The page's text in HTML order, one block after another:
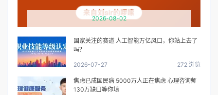
2026-08-02
国家关注的赛道 人工智能万亿风口，你站上去了
吗？
2026-07-27 272 浏览
焦虑已成国民病 5000万人正在焦虑 心理咨询师
130万缺口等你填